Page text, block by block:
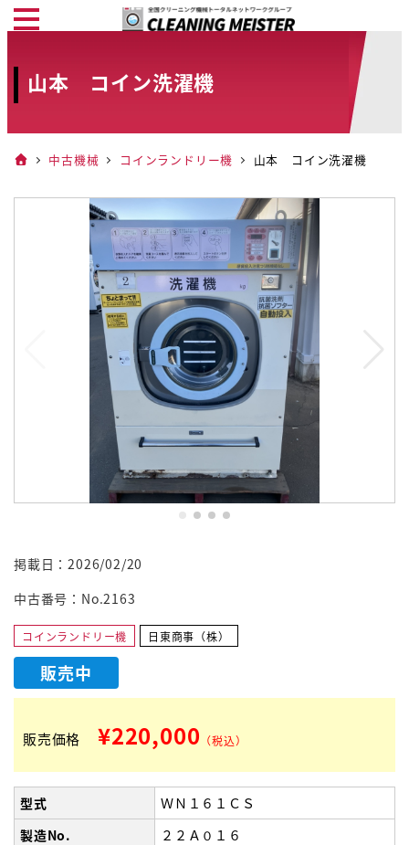
メ
ン
ン
ツ
山本 コイン洗濯機
中古機械 コインランドリー機 山本 コイン洗濯機
掲載日：2026/02/20
中古番号：No.2163
コインランドリー機 日東商事（株）
販売中
販売価格 ¥220,000 （税込）
型式
ＷＮ１６１ＣＳ
製造No.
２２Ａ０１６